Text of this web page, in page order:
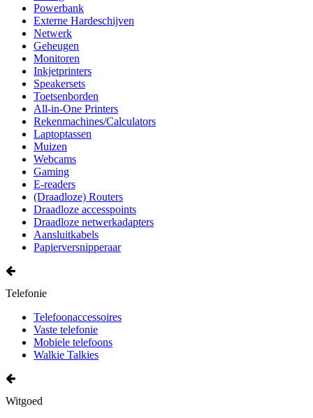
Powerbank
Externe Hardeschijven
Netwerk
Geheugen
Monitoren
Inkjetprinters
Speakersets
Toetsenborden
All-in-One Printers
Rekenmachines/Calculators
Laptoptassen
Muizen
Webcams
Gaming
E-readers
(Draadloze) Routers
Draadloze accesspoints
Draadloze netwerkadapters
Aansluitkabels
Papierversnipperaar
Telefonie
Telefoonaccessoires
Vaste telefonie
Mobiele telefoons
Walkie Talkies
Witgoed